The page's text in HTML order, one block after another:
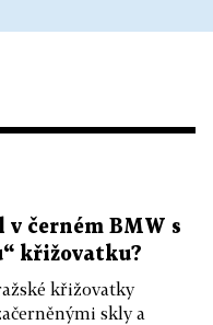
v černém BMW s
křižovatku?
křižovatky
skly a